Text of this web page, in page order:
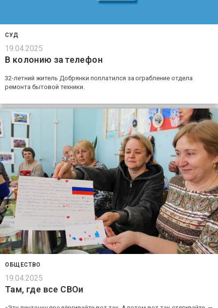
СУД
19.04.2025
В колонию за телефон
32-летний житель Добрянки поплатился за ограбление отдела
ремонта бытовой техники.
ОБЩЕСТВО
19.04.2025
Там, где все СВОи